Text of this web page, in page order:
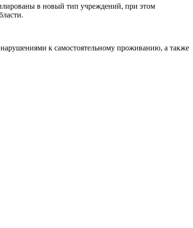
в новый тип учреждений, при этом
к самостоятельному проживанию, а также